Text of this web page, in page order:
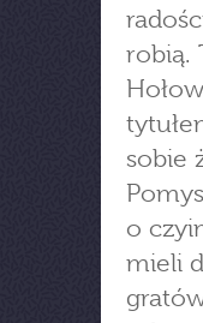
robią.
sobie
o
mieli